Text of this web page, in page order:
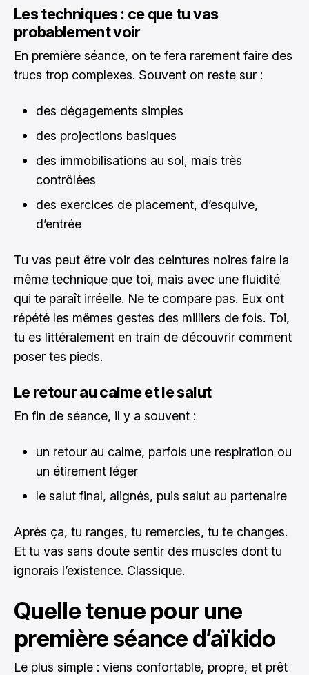
Les techniques : ce que tu vas
probablement voir
En première séance, on te fera rarement faire des
trucs trop complexes. Souvent on reste sur :
des dégagements simples
des projections basiques
des immobilisations au sol, mais très
contrôlées
des exercices de placement, d’esquive,
d’entrée
Tu vas peut être voir des ceintures noires faire la
même technique que toi, mais avec une fluidité
qui te paraît irréelle. Ne te compare pas. Eux ont
répété les mêmes gestes des milliers de fois. Toi,
tu es littéralement en train de découvrir comment
poser tes pieds.
Le retour au calme et le salut
En fin de séance, il y a souvent :
un retour au calme, parfois une respiration ou
un étirement léger
le salut final, alignés, puis salut au partenaire
Après ça, tu ranges, tu remercies, tu te changes.
Et tu vas sans doute sentir des muscles dont tu
ignorais l’existence. Classique.
Quelle tenue pour une
première séance d’aïkido
Le plus simple : viens confortable, propre, et prêt